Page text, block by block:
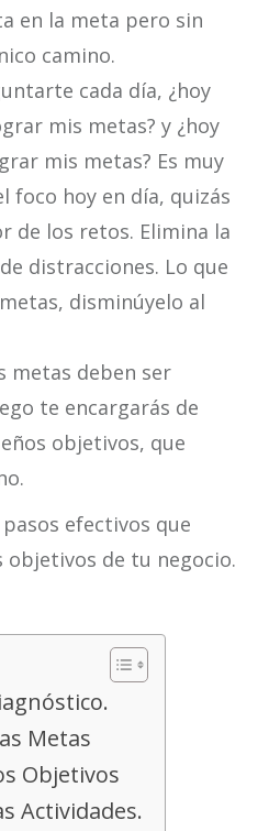
en la meta pero sin
camino.
cada día, ¿hoy
mis metas? y ¿hoy
mis metas? Es muy
foco hoy en día, quizás
de los retos. Elimina la
distracciones. Lo que
disminúyelo al
metas deben ser
te encargarás de
objetivos, que
efectivos que
objetivos de tu negocio.
Metas
Objetivos
Actividades.